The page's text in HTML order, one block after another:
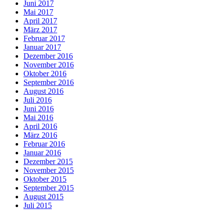
Juni 2017
Mai 2017
April 2017
März 2017
Februar 2017
Januar 2017
Dezember 2016
November 2016
Oktober 2016
September 2016
August 2016
Juli 2016
Juni 2016
Mai 2016
April 2016
März 2016
Februar 2016
Januar 2016
Dezember 2015
November 2015
Oktober 2015
September 2015
August 2015
Juli 2015